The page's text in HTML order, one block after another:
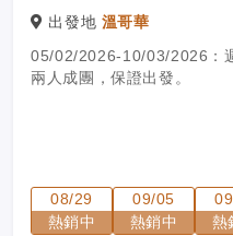
（入住一晚冰原大道木屋酒
出發地 溫哥華
05/02/2026-10/03/2026：
兩人成團，保證出發。
08/29
熱銷中
09/05
熱銷中
熱